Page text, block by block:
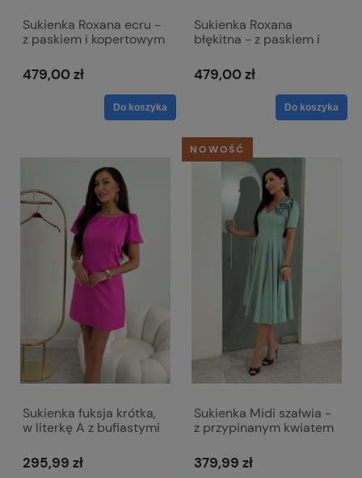
Sukienka Roxana ecru -
z paskiem i kopertowym
479,00 zł
Do koszyka
Sukienka Roxana
błękitna - z paskiem i
479,00 zł
Do koszyka
Sukienka fuksja krótka,
w literkę A z bufiastymi
295,99 zł
Sukienka Midi szałwia -
z przypinanym kwiatem
379,99 zł
NOWOŚĆ